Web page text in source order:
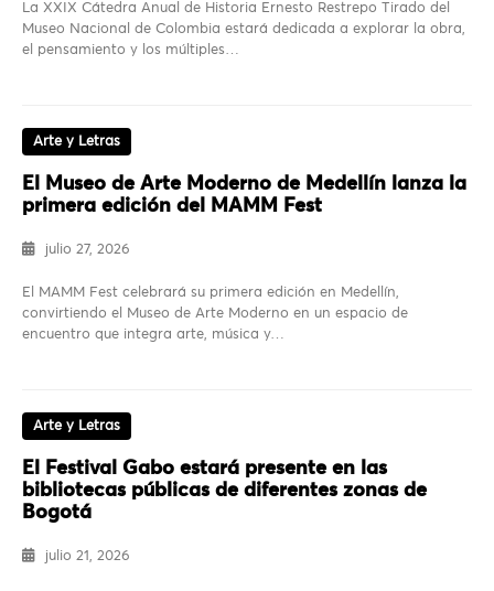
La XXIX Cátedra Anual de Historia Ernesto Restrepo Tirado del
Museo Nacional de Colombia estará dedicada a explorar la obra,
el pensamiento y los múltiples…
Arte y Letras
El Museo de Arte Moderno de Medellín lanza la
primera edición del MAMM Fest
julio 27, 2026
El MAMM Fest celebrará su primera edición en Medellín,
convirtiendo el Museo de Arte Moderno en un espacio de
encuentro que integra arte, música y…
Arte y Letras
El Festival Gabo estará presente en las
bibliotecas públicas de diferentes zonas de
Bogotá
julio 21, 2026